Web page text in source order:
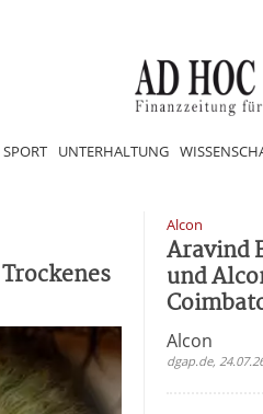
SPORT UNTERHALTUNG
Alcon
Aravind
und
Alcon
dgap.de,